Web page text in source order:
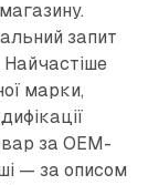
запит
марки,
за OEM-
— за описом